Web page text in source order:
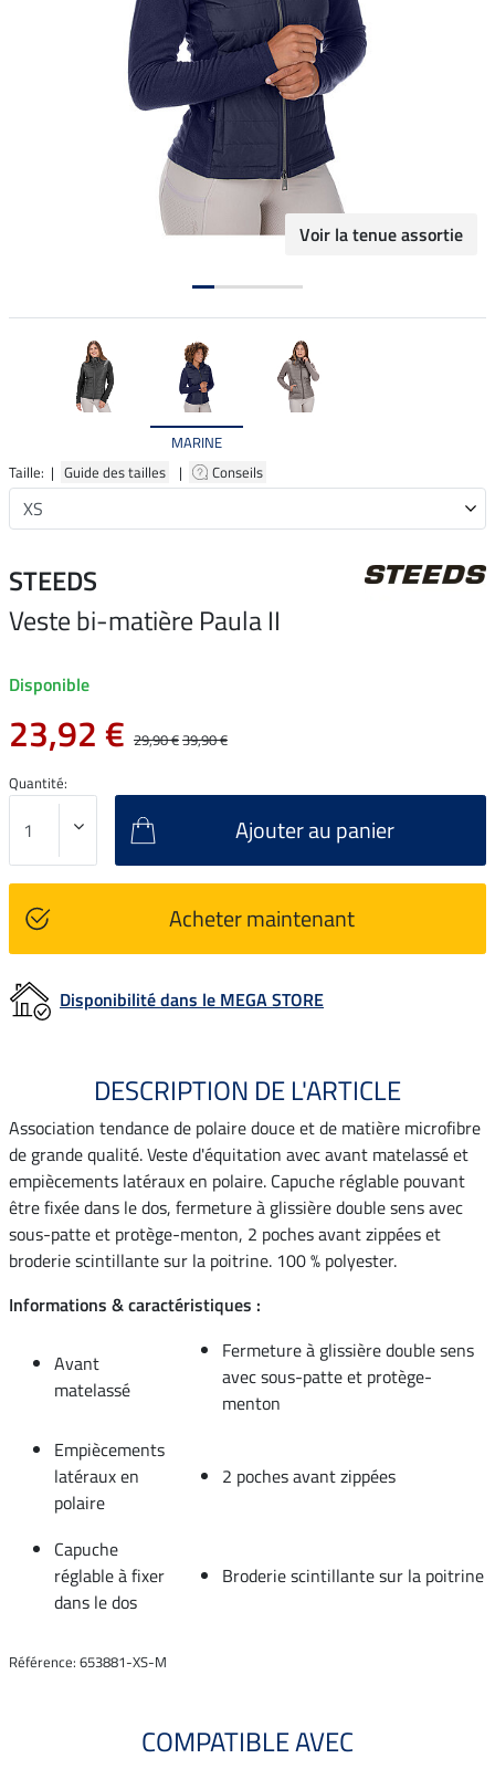
Voir la tenue assortie
MARINE
Taille: | Guide des tailles | Conseils
STEEDS
Veste bi-matière Paula II
Disponible
23,92 € 29,90 €39,90 €
Quantité:
Ajouter au panier
Acheter maintenant
Disponibilité dans le MEGA STORE
DESCRIPTION DE L'ARTICLE
Association tendance de polaire douce et de matière microfibre
de grande qualité. Veste d'équitation avec avant matelassé et
empiècements latéraux en polaire. Capuche réglable pouvant
être fixée dans le dos, fermeture à glissière double sens avec
sous-patte et protège-menton, 2 poches avant zippées et
broderie scintillante sur la poitrine. 100 % polyester.
Informations & caractéristiques :
Avant
matelassé
Fermeture à glissière double sens
avec sous-patte et protège-
menton
Empiècements
latéraux en
polaire
2 poches avant zippées
Capuche
réglable à fixer
dans le dos
Broderie scintillante sur la poitrine
Référence: 653881-XS-M
COMPATIBLE AVEC